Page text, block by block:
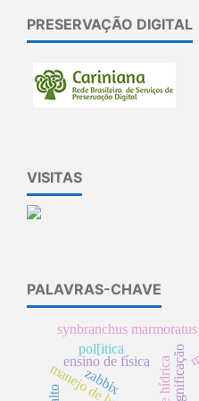
PRESERVAÇÃO DIGITAL
VISITAS
PALAVRAS-CHAVE
ensino de física
zabbix
pol[itica
synbranchus marmoratus